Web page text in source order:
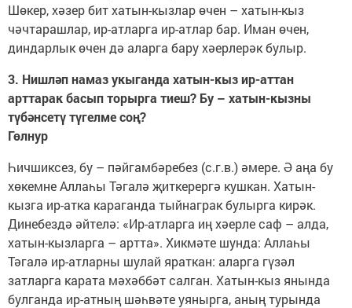
Шөкер, хәзер бит хатын-кызлар өчен – хатын-кыз
чәчтарашлар, ир-атларга ир-атлар бар. Иман өчен,
диндарлык өчен дә аларга бару хәерлерәк булыр.
3. Нишләп намаз укыганда хатын-кыз ир-аттан
арттарак басып торырга тиеш? Бу – хатын-кызны
түбәнсетү түгелме соң?
Гөлнур
Һичшиксез, бу – пәйгамбәребез (с.г.в.) әмере. Ә аңа бу
хөкемне Аллаһы Тәгалә җиткерергә кушкан. Хатын-
кызга ир-атка караганда тыйнаграк булырга кирәк.
Динебездә әйтелә: «Ир-атларга иң хәерле саф – алда,
хатын-кызларга – артта». Хикмәте шунда: Аллаһы
Тәгалә ир-атларны шулай яраткан: аларга гүзәл
затларга карата мәхәббәт салган. Хатын-кыз янында
булганда ир-атның шәһвәте уянырга, аның турында